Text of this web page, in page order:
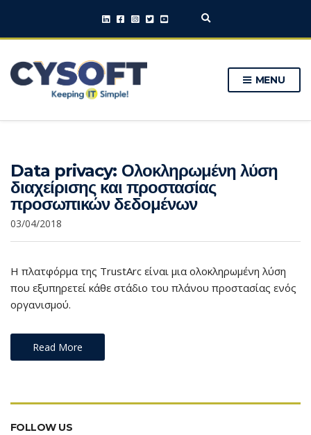
E
p
a
f
o
r
MENU
Data privacy: Ολοκληρωμένη λύση
διαχείρισης και προστασίας
προσωπικών δεδομένων
03/04/2018
Η πλατφόρμα της TrustArc είναι μια ολοκληρωμένη λύση
που εξυπηρετεί κάθε στάδιο του πλάνου προστασίας ενός
οργανισμού.
Read More
FOLLOW US